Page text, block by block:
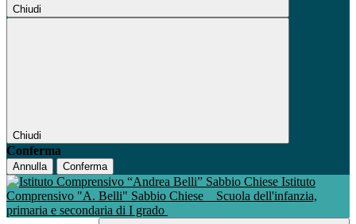
Chiudi
Chiudi
Conferma
Annulla Conferma
Istituto
Comprensivo "A. Belli" Sabbio Chiese
Scuola dell'infanzia,
primaria e secondaria di I grado